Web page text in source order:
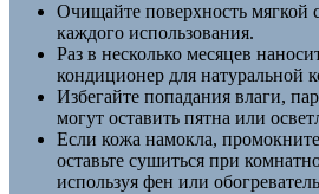
Очищайте поверхность мягкой
каждого использования.
Раз в несколько месяцев
кондиционер для натуральной
Избегайте попадания влаги,
могут оставить пятна или
Если кожа намокла,
оставьте сушиться при
используя фен или